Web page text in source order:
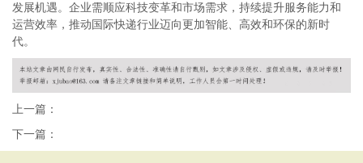
发展机遇。企业需顺应科技变革和市场需求，持续提升服务能力和
运营效率，推动国际快递行业迈向更加智能、高效和环保的新时
代。
上一篇：
下一篇：